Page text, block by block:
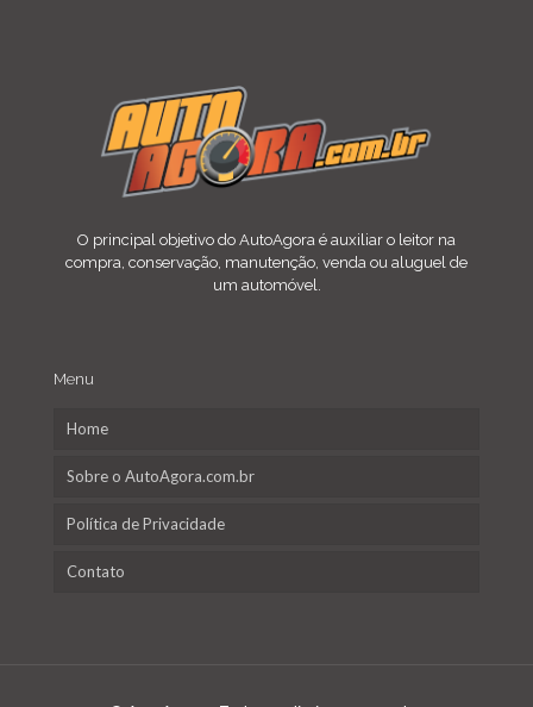
O principal objetivo do AutoAgora é auxiliar o leitor na
compra, conservação, manutenção, venda ou aluguel de
um automóvel.
Menu
Home
Sobre o AutoAgora.com.br
Política de Privacidade
Contato